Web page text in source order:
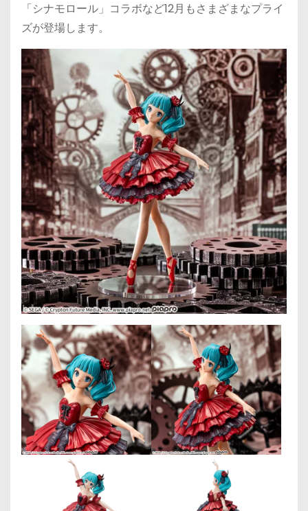
「シナモロール」コラボなど12月もさまざまなプライ
ズが登場します。